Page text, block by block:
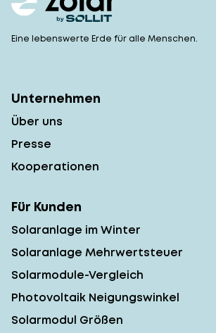
Eine lebenswerte Erde für alle Menschen.
Unternehmen
Über uns
Presse
Kooperationen
Für Kunden
Solaranlage im Winter
Solaranlage Mehrwertsteuer
Solarmodule-Vergleich
Photovoltaik Neigungswinkel
Solarmodul Größen